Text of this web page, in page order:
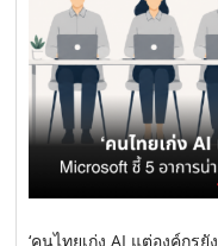
‘คนไทยเก่ง AI แต่องค์กร